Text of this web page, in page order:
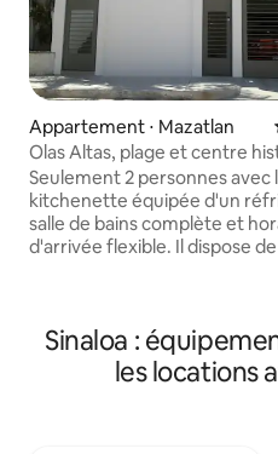
Appartement ⋅ Mazatlan
Olas Altas, plage et centre
Seulement 2 personnes avec
kitchenette équipée d'un
salle de bains complète et
d'arrivée flexible. Il dispose
de garde-robe, d'un étendoir
banc à bagages, d'un fer à
d'un sèche-cheveux, ainsi
Sinaloa :
les locations